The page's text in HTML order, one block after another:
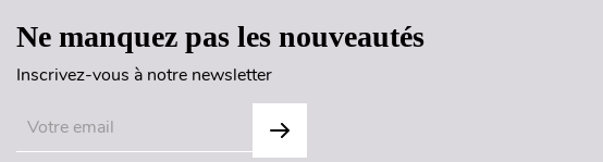
Ne manquez pas les nouveautés
Inscrivez-vous à notre newsletter